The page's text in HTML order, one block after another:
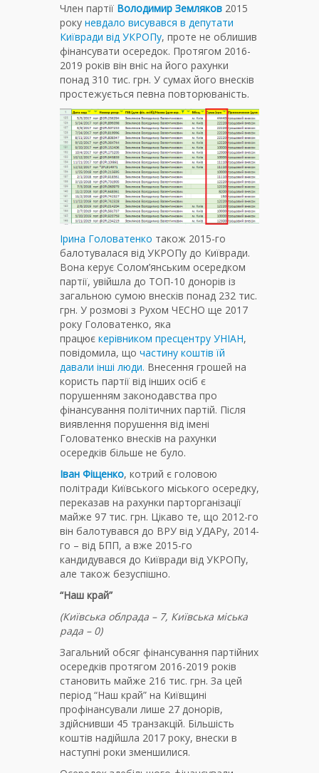
Член партії Володимир Земляков 2015
року невдало висувався в депутати
Київради від УКРОПу, проте не облишив
фінансувати осередок. Протягом 2016-
2019 років він вніс на його рахунки
понад 310 тис. грн. У сумах його внесків
простежується певна повторюваність.
Ірина Головатенко також 2015-го
балотувалася від УКРОПу до Київради.
Вона керує Солом’янським осередком
партії, увійшла до ТОП-10 донорів із
загальною сумою внесків понад 232 тис.
грн. У розмові з Рухом ЧЕСНО ще 2017
року Головатенко, яка
працює керівником пресцентру УНІАН,
повідомила, що частину коштів їй
давали інші люди. Внесення грошей на
користь партії від інших осіб є
порушенням законодавства про
фінансування політичних партій. Після
виявлення порушення від імені
Головатенко внесків на рахунки
осередків більше не було.
Іван Фіщенко, котрий є головою
політради Київського міського осередку,
переказав на рахунки парторганізації
майже 97 тис. грн. Цікаво те, що 2012-го
він балотувався до ВРУ від УДАРу, 2014-
го – від БПП, а вже 2015-го
кандидувався до Київради від УКРОПу,
але також безуспішно.
“Наш край”
(Київська облрада – 7, Київська міська
рада – 0)
Загальний обсяг фінансування партійних
осередків протягом 2016-2019 років
становить майже 216 тис. грн. За цей
період “Наш край” на Київщині
профінансували лише 27 донорів,
здійснивши 45 транзакцій. Більшість
коштів надійшла 2017 року, внески в
наступні роки зменшилися.